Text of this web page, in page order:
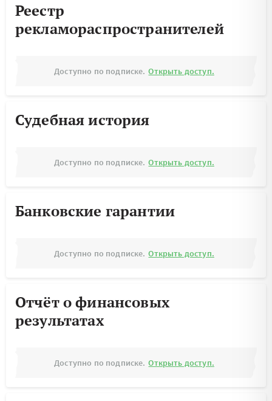
Реестр
рекламораспространителей
Доступно по подписке. Открыть доступ.
Судебная история
Доступно по подписке. Открыть доступ.
Банковские гарантии
Доступно по подписке. Открыть доступ.
Отчёт о финансовых
результатах
Доступно по подписке. Открыть доступ.